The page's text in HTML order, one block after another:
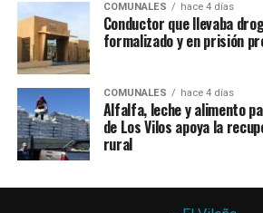
COMUNALES hace 4 días
Conductor que llevaba
formalizado y en prisión
COMUNALES hace 4 días
Alfalfa, leche y alimento
de Los Vilos apoya la
rural